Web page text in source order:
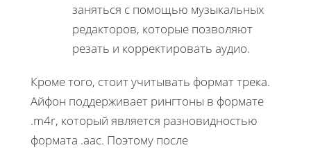
заняться с помощью музыкальных
редакторов, которые позволяют
резать и корректировать аудио.
Кроме того, стоит учитывать формат трека.
Айфон поддерживает рингтоны в формате
.m4r, который является разновидностью
формата .aac. Поэтому после